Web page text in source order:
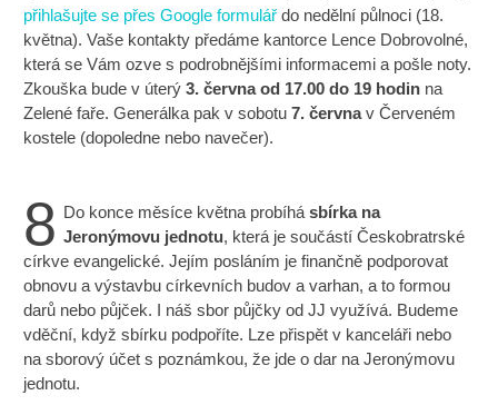
přihlašujte se přes Google formulář do nedělní půlnoci (18.
května). Vaše kontakty předáme kantorce Lence Dobrovolné,
která se Vám ozve s podrobnějšími informacemi a pošle noty.
Zkouška bude v úterý3. června od 17.00 do 19 hodin na
Zelené faře. Generálka pak v sobotu7. červnav Červeném
kostele (dopoledne nebo navečer).
8 Do konce měsíce května probíhá sbírka na
Jeronýmovu jednotu, která je součástí Českobratrské
církve evangelické. Jejím posláním je finančně podporovat
obnovu a výstavbu církevních budov a varhan, a to formou
darů nebo půjček. I náš sbor půjčky od JJ využívá. Budeme
vděční, když sbírku podpoříte. Lze přispět v kanceláři nebo
na sborový účet s poznámkou, že jde o dar na Jeronýmovu
jednotu.